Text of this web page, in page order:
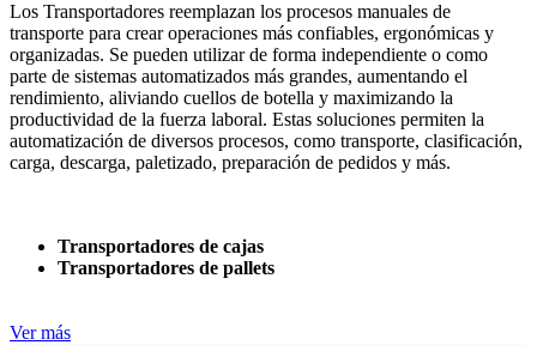
Los Transportadores reemplazan los procesos manuales de
transporte para crear operaciones más confiables, ergonómicas y
organizadas. Se pueden utilizar de forma independiente o como
parte de sistemas automatizados más grandes, aumentando el
rendimiento, aliviando cuellos de botella y maximizando la
productividad de la fuerza laboral. Estas soluciones permiten la
automatización de diversos procesos, como transporte, clasificación,
carga, descarga, paletizado, preparación de pedidos y más.
Transportadores de cajas
Transportadores de pallets
Ver más